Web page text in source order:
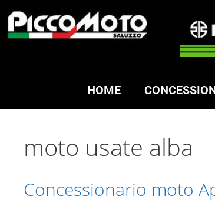
HOME
moto usate alba
Concessionario moto